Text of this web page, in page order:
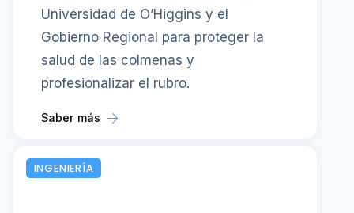
Universidad de O’Higgins y el
Gobierno Regional para proteger la
salud de las colmenas y
profesionalizar el rubro.
Saber más
INGENIERÍA